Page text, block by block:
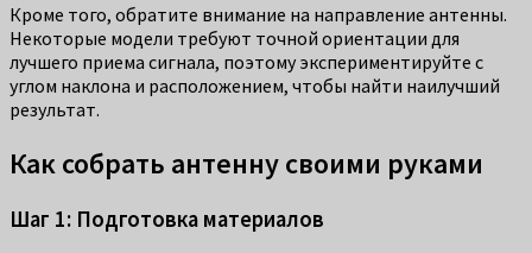
Кроме того, обратите внимание на направление антенны.
Некоторые модели требуют точной ориентации для
лучшего приема сигнала, поэтому экспериментируйте с
углом наклона и расположением, чтобы найти наилучший
результат.
Как собрать антенну своими руками
Шаг 1: Подготовка материалов